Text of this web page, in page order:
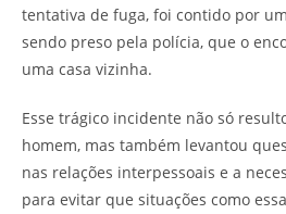
tentativa de fuga, foi contido por
sendo preso pela polícia, que o
uma casa vizinha.
Esse trágico incidente não só
homem, mas também levantou
nas relações interpessoais e a
para evitar que situações como